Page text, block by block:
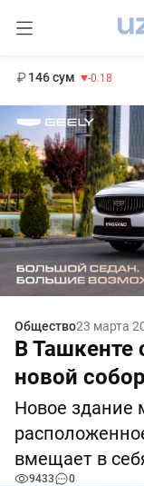
146 сум -0.18
Общество23 марта
В Ташкенте
новой
Новое здание
вмещает в
9433 0